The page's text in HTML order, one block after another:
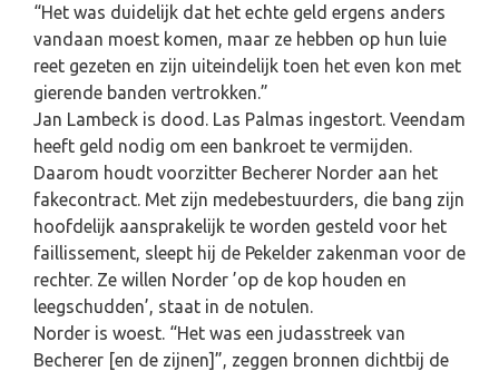
“Het was duidelijk dat het echte geld ergens anders
vandaan moest komen, maar ze hebben op hun luie
reet gezeten en zijn uiteindelijk toen het even kon met
gierende banden vertrokken.”
Jan Lambeck is dood. Las Palmas ingestort. Veendam
heeft geld nodig om een bankroet te vermijden.
Daarom houdt voorzitter Becherer Norder aan het
fakecontract. Met zijn medebestuurders, die bang zijn
hoofdelijk aansprakelijk te worden gesteld voor het
faillissement, sleept hij de Pekelder zakenman voor de
rechter. Ze willen Norder ’op de kop houden en
leegschudden’, staat in de notulen.
Norder is woest. “Het was een judasstreek van
Becherer [en de zijnen]”, zeggen bronnen dichtbij de